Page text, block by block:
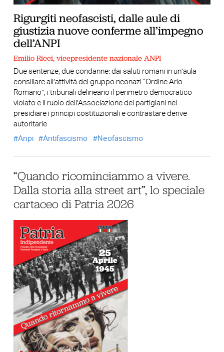
Rigurgiti neofascisti, dalle aule di
giustizia nuove conferme all’impegno
dell’ANPI
Emilio Ricci, vicepresidente nazionale ANPI
Due sentenze, due condanne: dai saluti romani in un’aula
consiliare all’attività del gruppo neonazi “Ordine Ario
Romano”, i tribunali delineano il perimetro democratico
violato e il ruolo dell’Associazione dei partigiani nel
presidiare i principi costituzionali e contrastare derive
autoritarie
Anpi
Antifascismo Neofascismo
“Quando ricominciammo a vivere.
Dalla storia alla street art”, lo speciale
cartaceo di Patria 2026